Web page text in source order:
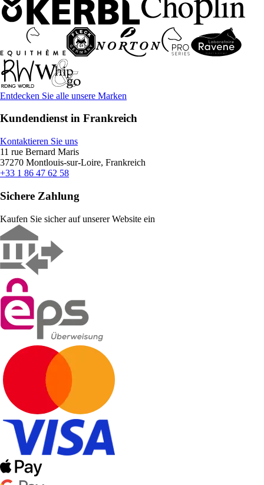
Entdecken Sie alle unsere Marken
Kundendienst in Frankreich
Kontaktieren Sie uns
11 rue Bernard Maris
37270 Montlouis-sur-Loire, Frankreich
+33 1 86 47 62 58
Sichere Zahlung
Kaufen Sie sicher auf unserer Website ein